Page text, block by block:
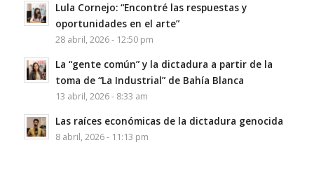
Lula Cornejo: “Encontré las respuestas y
oportunidades en el arte”
28 abril, 2026 - 12:50 pm
La “gente común” y la dictadura a partir de la
toma de “La Industrial” de Bahía Blanca
13 abril, 2026 - 8:33 am
Las raíces económicas de la dictadura genocida
8 abril, 2026 - 11:13 pm